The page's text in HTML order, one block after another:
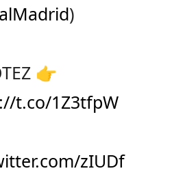
)
👉
t.co/1Z3tfpW
zIUDf